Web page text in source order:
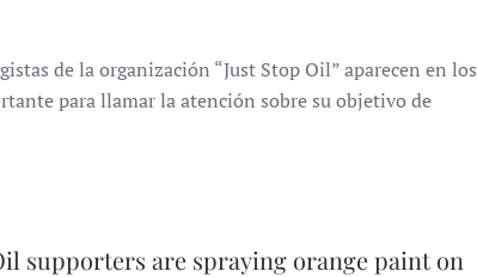
de la organización “Just Stop Oil” aparecen en los
para llamar la atención sobre su objetivo de
supporters are spraying orange paint on